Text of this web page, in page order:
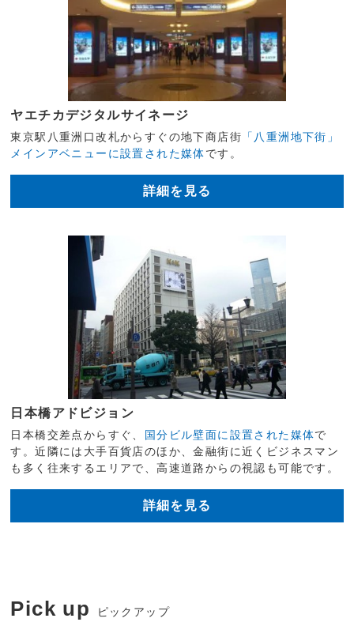
ヤエチカデジタルサイネージ
東京駅八重洲口改札からすぐの地下商店街 「八重洲地下街」
メインアベニューに設置された媒体です。
詳細を見る
日本橋アドビジョン
日本橋交差点からすぐ、 国分ビル壁面に設置された媒体で
す。近隣には大手百貨店のほか、金融街に近くビジネスマン
も多く往来するエリアで、高速道路からの視認も可能です。
詳細を見る
Pick up ピックアップ